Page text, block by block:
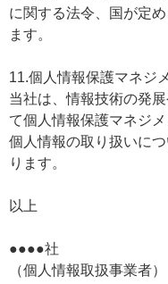
に関する法令、国が定
ます。
11.個人情報保護マネジ
当社は、情報技術の発
て個人情報保護マネジ
個人情報の取り扱いに
ります。
以上
●●●●社
（個人情報取扱事業者）